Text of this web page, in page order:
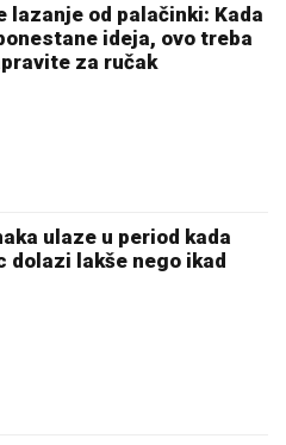
lazanje od palačinki: Kada
ideja, ovo treba
za ručak
ulaze u period kada
dolazi lakše nego ikad